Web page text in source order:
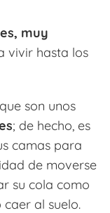
muy
vivir hasta los
son unos
; de hecho, es
camas para
de moverse
su cola como
al suelo.